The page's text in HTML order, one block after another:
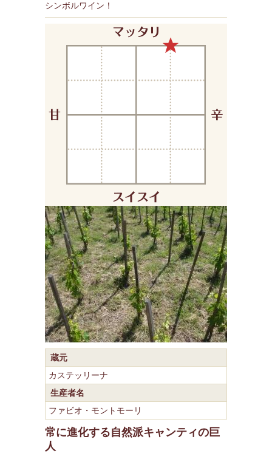
シンボルワイン！
蔵元
カステッリーナ
生産者名
ファビオ・モントモーリ
常に進化する自然派キャンティの巨
人